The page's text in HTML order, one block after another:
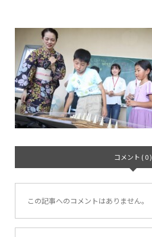
コメント ( 0 )
この記事へのコメントはありません。